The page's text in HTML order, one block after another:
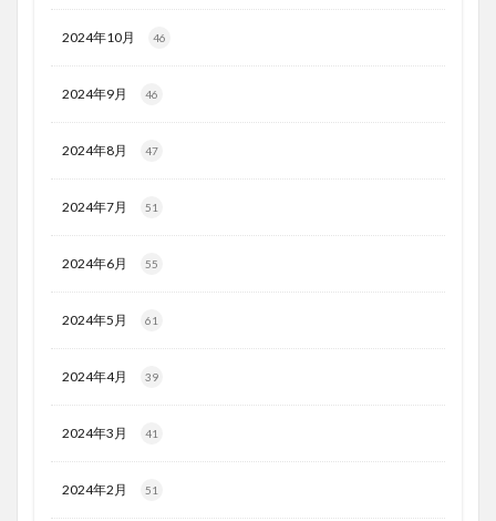
2024年10月 46
2024年9月 46
2024年8月 47
2024年7月 51
2024年6月 55
2024年5月 61
2024年4月 39
2024年3月 41
2024年2月 51